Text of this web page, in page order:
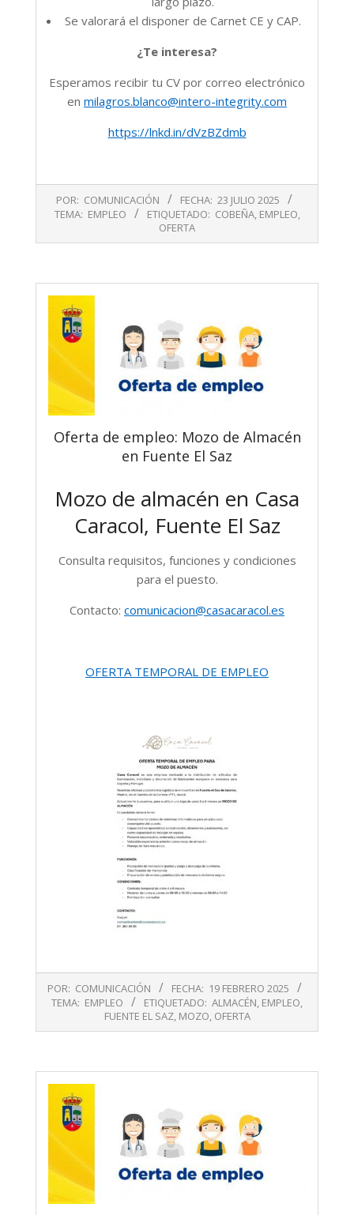
Se valorará el disponer de Carnet CE y CAP.
¿Te interesa?
Esperamos recibir tu CV por correo electrónico
en milagros.blanco@intero-integrity.com
https://lnkd.in/dVzBZdmb
POR: COMUNICACIÓN FECHA: 23 JULIO 2025
TEMA: EMPLEO ETIQUETADO: COBEÑA, EMPLEO,
OFERTA
Oferta de empleo: Mozo de Almacén
en Fuente El Saz
Mozo de almacén en Casa
Caracol, Fuente El Saz
Consulta requisitos, funciones y condiciones
para el puesto.
Contacto: comunicacion@casacaracol.es
OFERTA TEMPORAL DE EMPLEO
02-
POR: COMUNICACIÓN FECHA: 19 FEBRERO 2025
TEMA: EMPLEO ETIQUETADO: ALMACÉN, EMPLEO,
FUENTE EL SAZ, MOZO, OFERTA